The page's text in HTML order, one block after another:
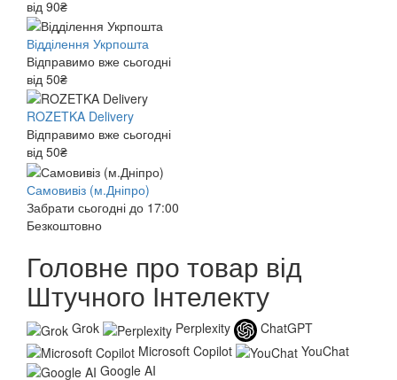
від 90₴
Відділення Укрпошта
Відправимо вже сьогодні
від 50₴
ROZETKA Delivery
Відправимо вже сьогодні
від 50₴
Самовивіз (м.Дніпро)
Забрати сьогодні до 17:00
Безкоштовно
Головне про товар від
Штучного Інтелекту
Grok Perplexity
ChatGPT
Microsoft Copilot
YouChat
Google AI